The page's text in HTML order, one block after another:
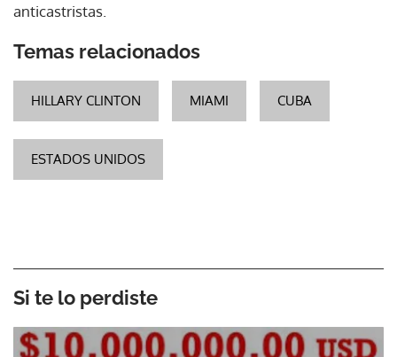
anticastristas.
Temas relacionados
HILLARY CLINTON MIAMI CUBA
ESTADOS UNIDOS
Si te lo perdiste